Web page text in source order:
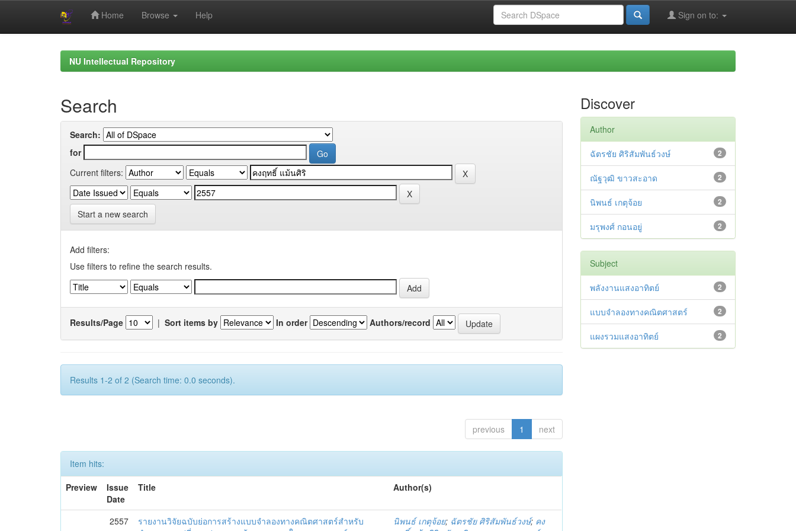
Home Browse Help Sign on to:
NU Intellectual Repository
Search
Search:
for
Current filters:
Start a new search
Add filters:
Use filters to refine the search results.
Results/Page | Sort items by In order Authors/record
Results 1-2 of 2 (Search time: 0.0 seconds).
previous 1 next
Item hits:
Preview
Issue
Date
Title Author(s)
2557
รายงานวิจัยฉบับย่อการสร้างแบบจำลองทางคณิตศาสตร์สำหรับ
นิพนธ์ เกตุจ้อย; ฉัตรชัย ศิริสัมพันธ์วงษ์; คง
Discover
Author
2
ฉัตรชัย ศิริสัมพันธ์วงษ์
2
ณัฐวุฒิ ขาวสะอาด
2
นิพนธ์ เกตุจ้อย
2
มรุพงศ์ กอนอยู่
Subject
2
พลังงานแสงอาทิตย์
2
แบบจำลองทางคณิตศาสตร์
2
แผงรวมแสงอาทิตย์